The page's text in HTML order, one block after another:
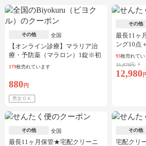
その他 全国
【オンライン診療】マラリア治
療・予防薬（マラロン）1錠※初
診料・送料込／30枚可
179枚売れています
880 円
男女ＯＫ
その他
最長11ヶ
ング10点
イルス加
93枚売れてい
31,878円
12,980
その他 全国
最長11ヶ月保管★宅配クリーニ
その他
宅配クリ